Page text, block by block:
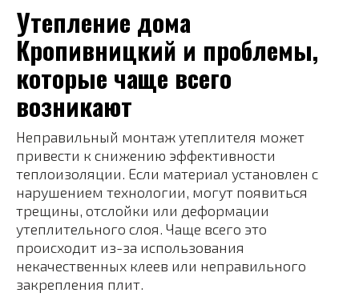
Утепление дома
Кропивницкий и проблемы,
которые чаще всего
возникают
Неправильный монтаж утеплителя может
привести к снижению эффективности
теплоизоляции. Если материал установлен с
нарушением технологии, могут появиться
трещины, отслойки или деформации
утеплительного слоя. Чаще всего это
происходит из-за использования
некачественных клеев или неправильного
закрепления плит.